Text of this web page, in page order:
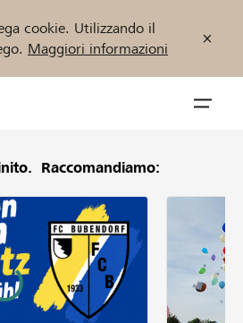
cookie. Utilizzando il
Maggiori informazioni
Raccomandiamo: